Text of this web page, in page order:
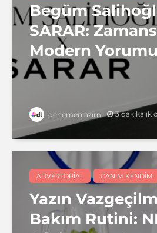
Begüm
SARAR:
Modern Yorumu
denemenlazım 3 dakikalık
ADVERTORIAL CANIM KENDIM
Yazın
Bakım Rutini: